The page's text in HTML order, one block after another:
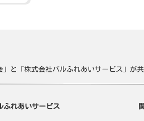
と「株式会社パルふれあいサービス」が
ふれあいサービス